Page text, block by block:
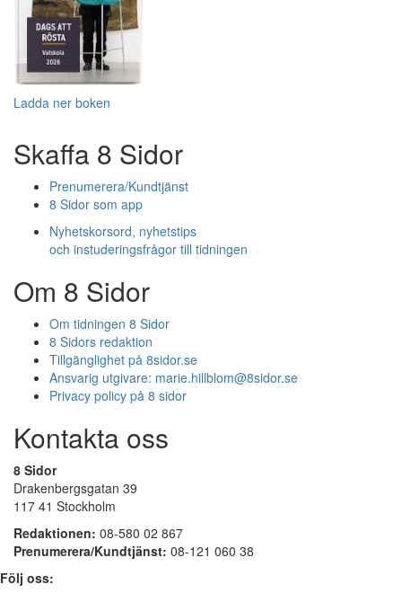
Ladda ner boken
Skaffa 8 Sidor
Prenumerera/Kundtjänst
8 Sidor som app
Nyhetskorsord, nyhetstips
och instuderingsfrågor till tidningen
Om 8 Sidor
Om tidningen 8 Sidor
8 Sidors redaktion
Tillgänglighet på 8sidor.se
Ansvarig utgivare: marie.hillblom@8sidor.se
Privacy policy på 8 sidor
Kontakta oss
8 Sidor
Drakenbergsgatan 39
117 41 Stockholm
Redaktionen: 08-580 02 867
Prenumerera/Kundtjänst: 08-121 060 38
Följ oss: